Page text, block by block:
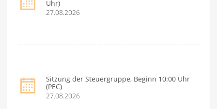
Uhr)
27.08.2026
Sitzung der Steuergruppe, Beginn 10:00 Uhr
(PEC)
27.08.2026